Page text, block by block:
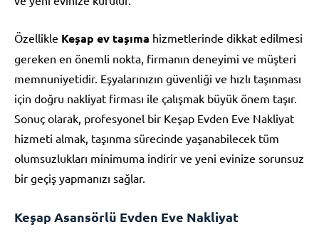
Özellikle Keşap ev taşıma hizmetlerinde dikkat edilmesi
gereken en önemli nokta, firmanın deneyimi ve müşteri
memnuniyetidir. Eşyalarınızın güvenliği ve hızlı taşınması
için doğru nakliyat firması ile çalışmak büyük önem taşır.
Sonuç olarak, profesyonel bir Keşap Evden Eve Nakliyat
hizmeti almak, taşınma sürecinde yaşanabilecek tüm
olumsuzlukları minimuma indirir ve yeni evinize sorunsuz
bir geçiş yapmanızı sağlar.
Keşap Asansörlü Evden Eve Nakliyat